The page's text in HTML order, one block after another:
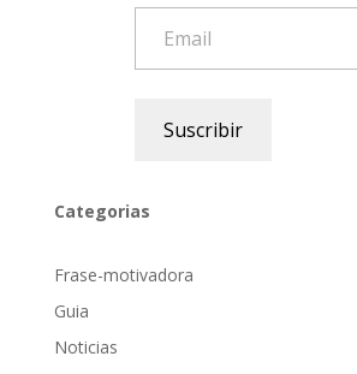
Suscribir
Categorias
Frase-motivadora
Guia
Noticias